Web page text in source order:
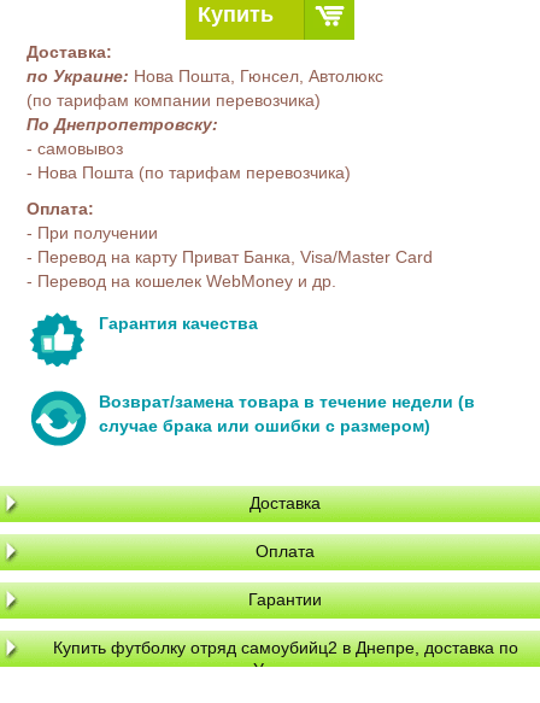
Купить
Доставка:
по Украине: Нова Пошта, Гюнсел, Автолюкс
(по тарифам компании перевозчика)
По Днепропетровску:
- самовывоз
- Нова Пошта (по тарифам перевозчика)
Оплата:
- При получении
- Перевод на карту Приват Банка, Visa/Master Card
- Перевод на кошелек WebMoney и др.
Гарантия качества
Возврат/замена товара в течение недели (в
случае брака или ошибки с размером)
Доставка
Оплата
Гарантии
Купить футболку отряд самоубийц2 в Днепре, доставка по
Украине